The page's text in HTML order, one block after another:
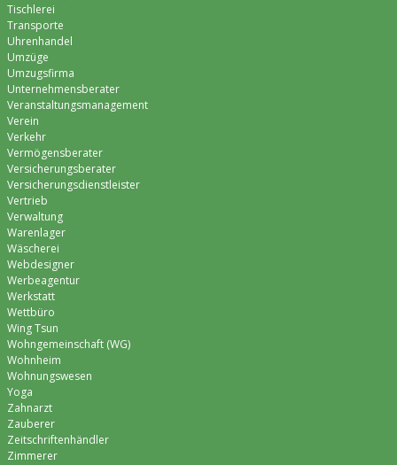
Tischlerei
Transporte
Uhrenhandel
Umzüge
Umzugsfirma
Unternehmensberater
Veranstaltungsmanagement
Verein
Verkehr
Vermögensberater
Versicherungsberater
Versicherungsdienstleister
Vertrieb
Verwaltung
Warenlager
Wäscherei
Webdesigner
Werbeagentur
Werkstatt
Wettbüro
Wing Tsun
Wohngemeinschaft (WG)
Wohnheim
Wohnungswesen
Yoga
Zahnarzt
Zauberer
Zeitschriftenhändler
Zimmerer